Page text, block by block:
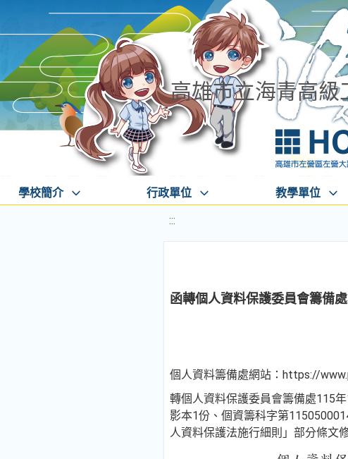
高雄市立海青高級
學校簡介 行政單位 教學單位
:::
函轉個人資料保護委員會籌備
個人資料籌備處網站：https://
轉個人資料保護委員會籌備處115
影本1份、個資籌科字第
人資料保護法施行細則」部分條文